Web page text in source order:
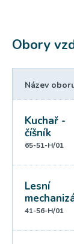
Obory
Název
Kuchař -
číšník
65-51-H/01
Lesní
41-56-H/01